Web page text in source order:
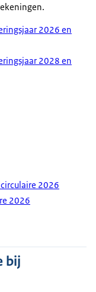
2026 en
2028 en
2026
2026
bij